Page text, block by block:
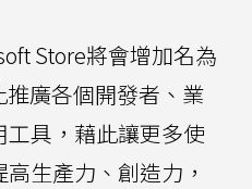
Store將會增加名為
廣各個開發者、業
具，藉此讓更多使
生產力、創造力，